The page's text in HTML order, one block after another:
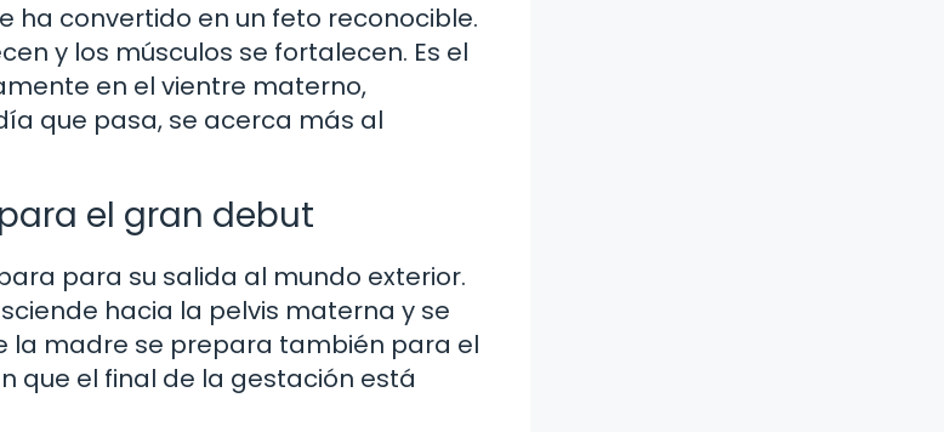
ha convertido en un feto reconocible.
y los músculos se fortalecen. Es el
en el vientre materno,
que pasa, se acerca más al
el gran debut
para su salida al mundo exterior.
hacia la pelvis materna y se
la madre se prepara también para el
que el final de la gestación está